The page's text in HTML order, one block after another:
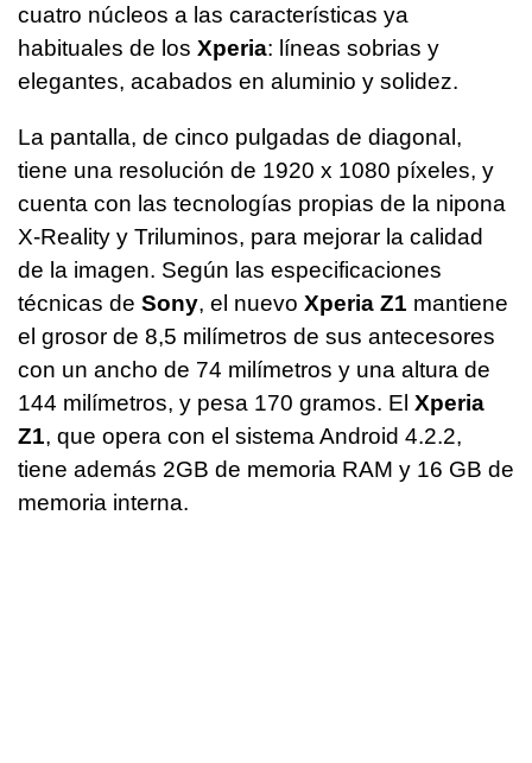
cuatro núcleos a las características ya
habituales de los Xperia: líneas sobrias y
elegantes, acabados en aluminio y solidez.
La pantalla, de cinco pulgadas de diagonal,
tiene una resolución de 1920 x 1080 píxeles, y
cuenta con las tecnologías propias de la nipona
X-Reality y Triluminos, para mejorar la calidad
de la imagen. Según las especificaciones
técnicas de Sony, el nuevo Xperia Z1 mantiene
el grosor de 8,5 milímetros de sus antecesores
con un ancho de 74 milímetros y una altura de
144 milímetros, y pesa 170 gramos. El Xperia
Z1, que opera con el sistema Android 4.2.2,
tiene además 2GB de memoria RAM y 16 GB de
memoria interna.